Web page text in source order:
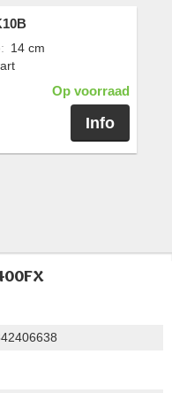
: 14 cm
Op voorraad
Info